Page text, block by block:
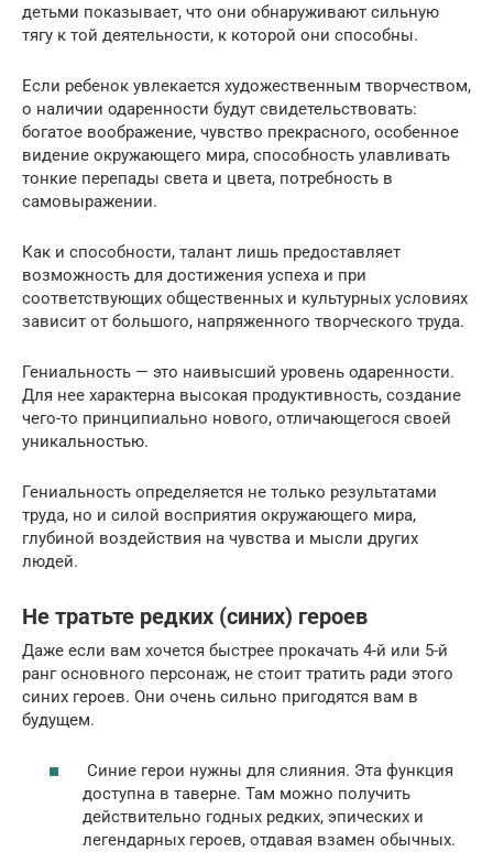
детьми показывает, что они обнаруживают сильную
тягу к той деятельности, к которой они способны.
Если ребенок увлекается художественным творчеством,
о наличии одаренности будут свидетельствовать:
богатое воображение, чувство прекрасного, особенное
видение окружающего мира, способность улавливать
тонкие перепады света и цвета, потребность в
самовыражении.
Как и способности, талант лишь предоставляет
возможность для достижения успеха и при
соответствующих общественных и культурных условиях
зависит от большого, напряженного творческого труда.
Гениальность — это наивысший уровень одаренности.
Для нее характерна высокая продуктивность, создание
чего-то принципиально нового, отличающегося своей
уникальностью.
Гениальность определяется не только результатами
труда, но и силой восприятия окружающего мира,
глубиной воздействия на чувства и мысли других
людей.
Не тратьте редких (синих) героев
Даже если вам хочется быстрее прокачать 4-й или 5-й
ранг основного персонаж, не стоит тратить ради этого
синих героев. Они очень сильно пригодятся вам в
будущем.
Синие герои нужны для слияния. Эта функция
доступна в таверне. Там можно получить
действительно годных редких, эпических и
легендарных героев, отдавая взамен обычных.